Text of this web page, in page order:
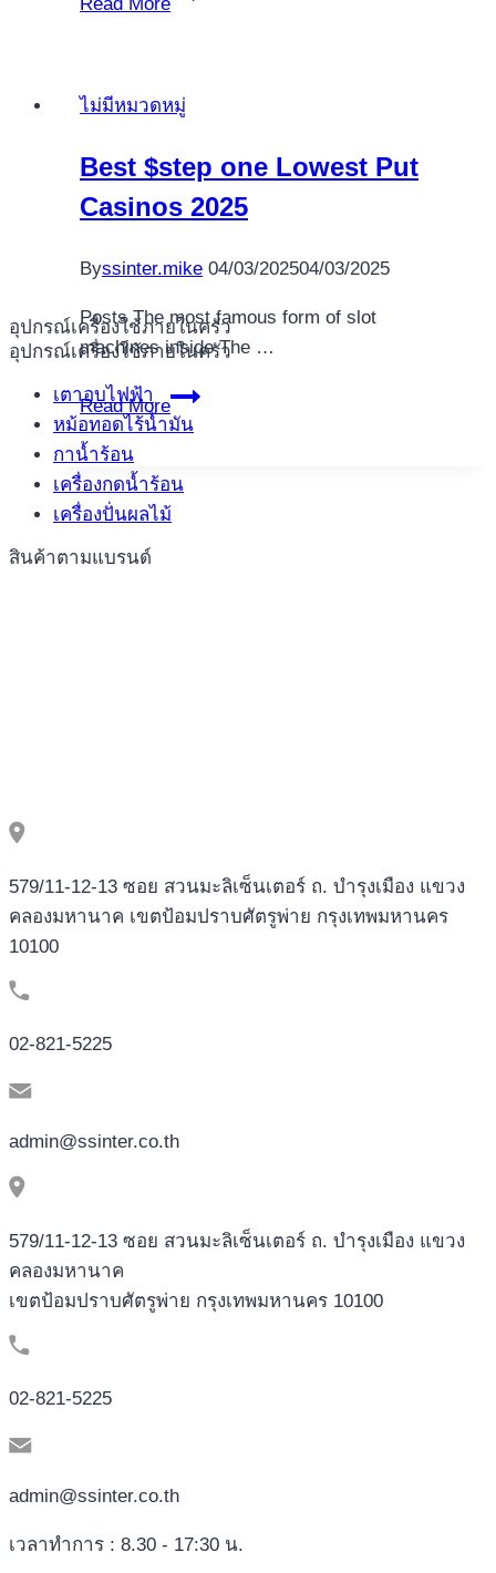
อุปกรณ์เครื่องใช้ภายในครัว
อุปกรณ์เครื่องใช้ภายในครัว
เตาอบไฟฟ้า
หม้อทอดไร้น้ำมัน
กาน้ำร้อน
เครื่องกดน้ำร้อน
เครื่องปั่นผลไม้
สินค้าตามแบรนด์
ไม่มีหมวดหมู่
Best $step one Lowest Put
Casinos 2025
Byssinter.mike 04/03/202504/03/2025
Posts The most famous form of slot
machines inside The …
Read More
Best
$step
Lowest
Put
579/11-12-13 ซอย สวนมะลิเซ็นเตอร์ ถ. บำรุงเมือง แขวง
คลองมหานาค เขตป้อมปราบศัตรูพ่าย กรุงเทพมหานคร
10100
02-821-5225
admin@ssinter.co.th
579/11-12-13 ซอย สวนมะลิเซ็นเตอร์ ถ. บำรุงเมือง แขวง
คลองมหานาค
เขตป้อมปราบศัตรูพ่าย กรุงเทพมหานคร 10100
02-821-5225
admin@ssinter.co.th
เวลาทำการ : 8.30 - 17:30 น.